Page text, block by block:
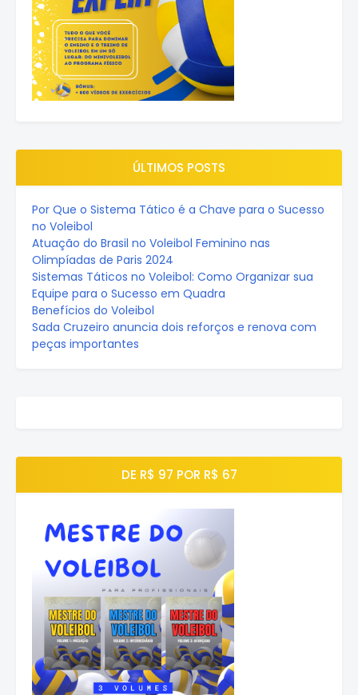
ÚLTIMOS POSTS
Por Que o Sistema Tático é a Chave para o Sucesso
no Voleibol
Atuação do Brasil no Voleibol Feminino nas
Olimpíadas de Paris 2024
Sistemas Táticos no Voleibol: Como Organizar sua
Equipe para o Sucesso em Quadra
Benefícios do Voleibol
Sada Cruzeiro anuncia dois reforços e renova com
peças importantes
DE R$ 97 POR R$ 67